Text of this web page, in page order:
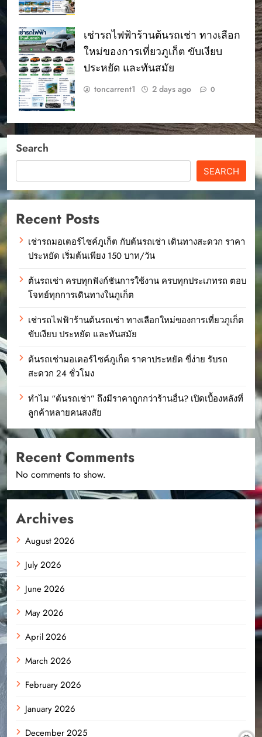
เช่ารถไฟฟ้าร้านต้นรถเช่า ทางเลือก
ใหม่ของการเที่ยวภูเก็ต ขับเงียบ
ประหยัด และทันสมัย
toncarrent1 2 days ago 0
Search
SEARCH
Recent Posts
เช่ารถมอเตอร์ไซค์ภูเก็ต กับต้นรถเช่า เดินทางสะดวก ราคา
ประหยัด เริ่มต้นเพียง 150 บาท/วัน
ต้นรถเช่า ครบทุกฟังก์ชันการใช้งาน ครบทุกประเภทรถ ตอบ
โจทย์ทุกการเดินทางในภูเก็ต
เช่ารถไฟฟ้าร้านต้นรถเช่า ทางเลือกใหม่ของการเที่ยวภูเก็ต
ขับเงียบ ประหยัด และทันสมัย
ต้นรถเช่ามอเตอร์ไซค์ภูเก็ต ราคาประหยัด ขี่ง่าย รับรถ
สะดวก 24 ชั่วโมง
ทำไม “ต้นรถเช่า” ถึงมีราคาถูกกว่าร้านอื่น? เปิดเบื้องหลังที่
ลูกค้าหลายคนสงสัย
Recent Comments
No comments to show.
Archives
August 2026
July 2026
June 2026
May 2026
April 2026
March 2026
February 2026
January 2026
December 2025